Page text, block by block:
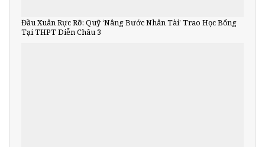
Đầu Xuân Rực Rỡ: Quỹ ‘Nâng Bước Nhân Tài’ Trao Học Bổng
Tại THPT Diễn Châu 3